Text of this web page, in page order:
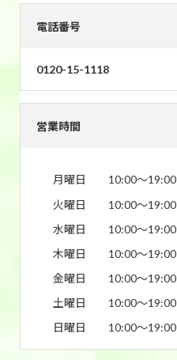
電話番号
0120-15-1118
営業時間
月曜日
10:00〜19:00
火曜日
10:00〜19:00
水曜日
10:00〜19:00
木曜日
10:00〜19:00
金曜日
10:00〜19:00
土曜日
10:00〜19:00
日曜日
10:00〜19:00